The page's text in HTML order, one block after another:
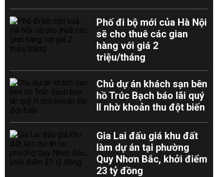
Phố đi bộ mới của Hà Nội
sẽ cho thuê các gian
hàng với giá 2
triệu/tháng
Chủ dự án khách sạn bên
hồ Trúc Bạch báo lãi quý
II nhờ khoản thu đột biến
Gia Lai đấu giá khu đất
làm dự án tại phường
Quy Nhơn Bắc, khởi điểm
23 tỷ đồng